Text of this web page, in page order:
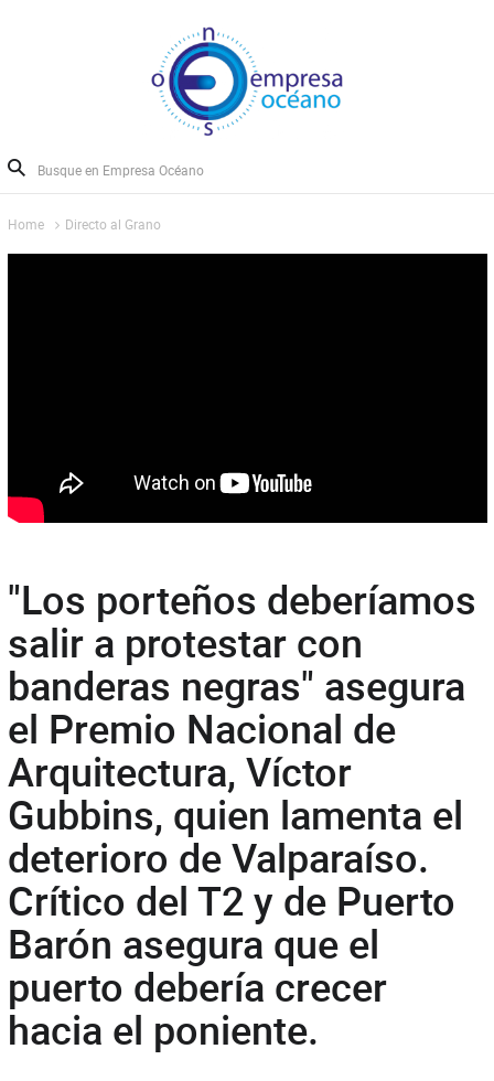
Home Directo al Grano
"Los porteños deberíamos
salir a protestar con
banderas negras" asegura
el Premio Nacional de
Arquitectura, Víctor
Gubbins, quien lamenta el
deterioro de Valparaíso.
Crítico del T2 y de Puerto
Barón asegura que el
puerto debería crecer
hacia el poniente.